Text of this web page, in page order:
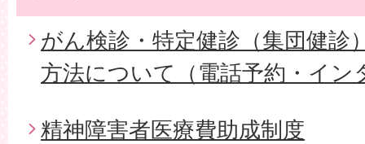
がん検診・特定健診（集団健診
方法について（電話予約・イン
精神障害者医療費助成制度